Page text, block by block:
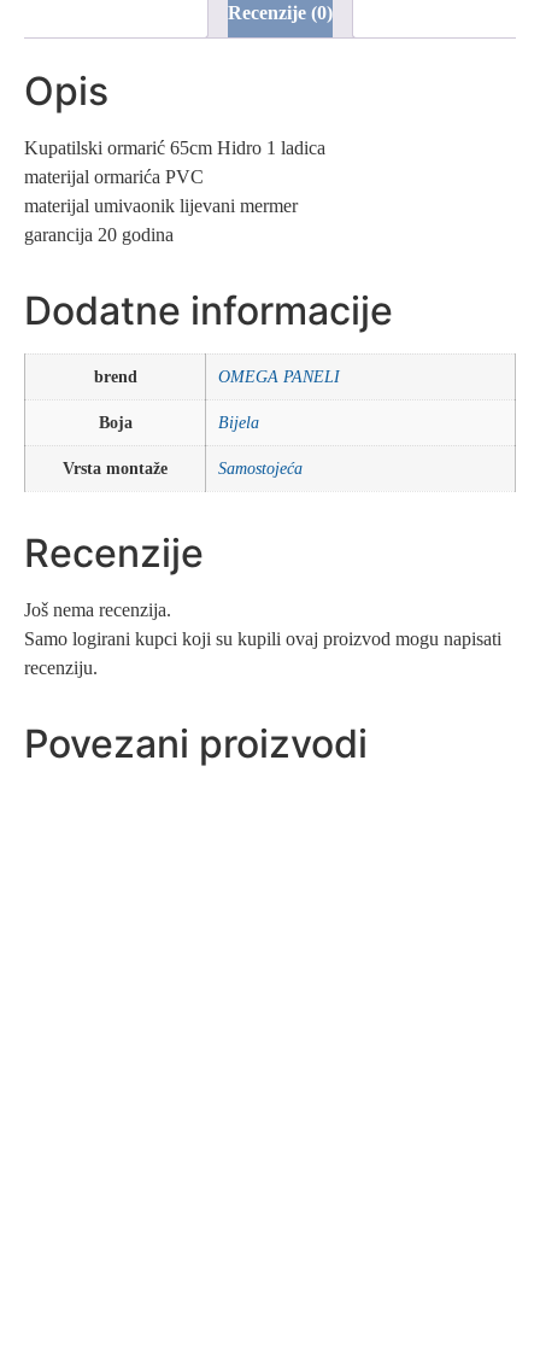
Recenzije (0)
Opis
Kupatilski ormarić 65cm Hidro 1 ladica
materijal ormarića PVC
materijal umivaonik lijevani mermer
garancija 20 godina
Dodatne informacije
brend OMEGA PANELI
Boja Bijela
Vrsta montaže Samostojeća
Recenzije
Još nema recenzija.
Samo logirani kupci koji su kupili ovaj proizvod mogu napisati
recenziju.
Povezani proizvodi